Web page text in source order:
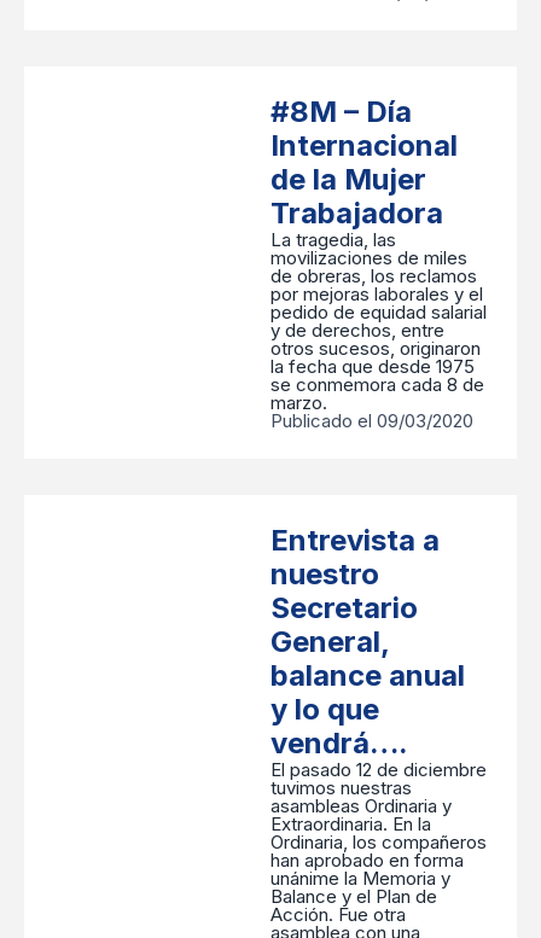
#8M – Día
Internacional
de la Mujer
Trabajadora
La tragedia, las
movilizaciones de miles
de obreras, los reclamos
por mejoras laborales y el
pedido de equidad salarial
y de derechos, entre
otros sucesos, originaron
la fecha que desde 1975
se conmemora cada 8 de
marzo.
Publicado el 09/03/2020
Entrevista a
nuestro
Secretario
General,
balance anual
y lo que
vendrá….
El pasado 12 de diciembre
tuvimos nuestras
asambleas Ordinaria y
Extraordinaria. En la
Ordinaria, los compañeros
han aprobado en forma
unánime la Memoria y
Balance y el Plan de
Acción. Fue otra
asamblea con una